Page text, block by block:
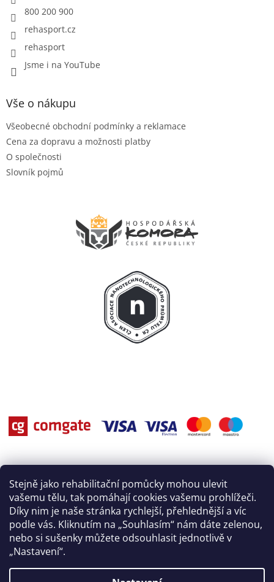
Stejně jako rehabilitační pomůcky mohou ulevit
vašemu tělu, tak pomáhají cookies vašemu prohlížeči.
Díky nim je naše stránka rychlejší, přehlednější a víc
podle vás. Kliknutím na „Souhlasím“ nám dáte zelenou,
nebo si sušenky můžete odsouhlasit jednotlivě v
„Nastavení“.
800 200 900
rehasport.cz
rehasport
Jsme i na YouTube
Vše o nákupu
Všeobecné obchodní podmínky a reklamace
Cena za dopravu a možnosti platby
O společnosti
Slovník pojmů